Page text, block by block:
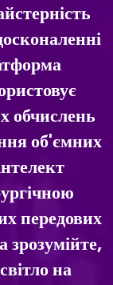
обчислень
об'ємних
передових
зрозумійте,
на